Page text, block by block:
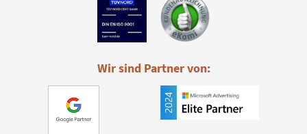
Wir sind Partner von: